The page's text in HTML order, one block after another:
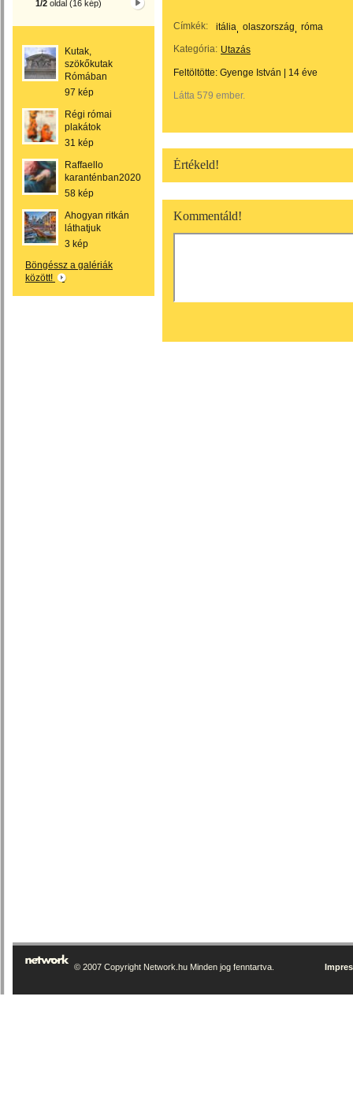
1/2 oldal (16 kép)
Kutak,
szökőkutak
Rómában
97 kép
Régi római
plakátok
31 kép
Raffaello
karanténban2020
58 kép
Ahogyan ritkán
láthatjuk
3 kép
Böngéssz a galériák
között!
Címkék: itália olaszország
róma
Kategória: Utazás
Feltöltötte: Gyenge István 14 éve
Látta 579 ember.
Értékeld!
Kommentáld!
© 2007 Copyright Network.hu Minden jog fenntartva.